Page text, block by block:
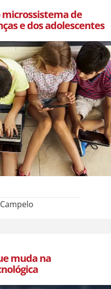
microssistema de
e dos adolescentes
muda na